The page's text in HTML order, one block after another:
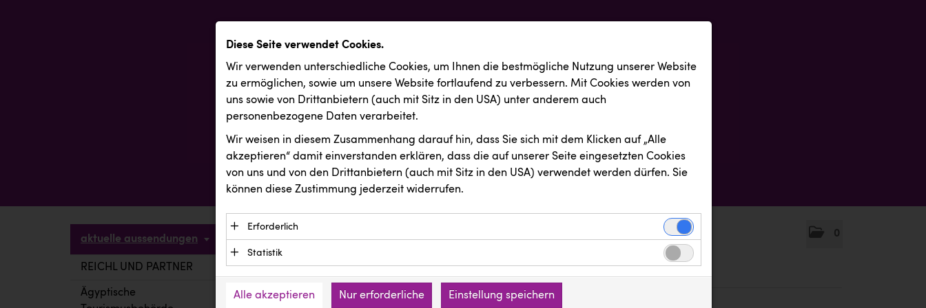
0
aktuelle aussendungen
REICHL UND PARTNER
Ägyptische
Diese Seite verwendet Cookies.
Wir verwenden unterschiedliche Cookies, um Ihnen die best­mögliche Nutzung unserer Website
zu ermöglichen, sowie um unsere Website fortlaufend zu verbessern. Mit Cookies werden von
uns sowie von Drittanbietern (auch mit Sitz in den USA) unter anderem auch
personenbezogene Daten verarbeitet.
Wir weisen in diesem Zusammenhang darauf hin, dass Sie sich mit dem Klicken auf „Alle
akzeptieren“ damit ein­ver­standen erklären, dass die auf unserer Seite eingesetzten Cookies
von uns und von den Drittanbietern (auch mit Sitz in den USA) verwendet werden dürfen. Sie
können diese Zustimmung jederzeit widerrufen.
Erforderlich
Essenzielle Cookies ermöglichen grundlegende Funktionen und sind für die einwandfreie
Funktion der Website erforderlich. Diese Cookies speichern keine personenbezogenen
Daten und werden an keine Dritten übermittelt.
Anbieter: Eigentümer der Website (Erstanbieter)
Statistik
verstehen, wie unsere Besucher unsere Website nutzen.
Alle akzeptieren Nur erforderliche Einstellung speichern